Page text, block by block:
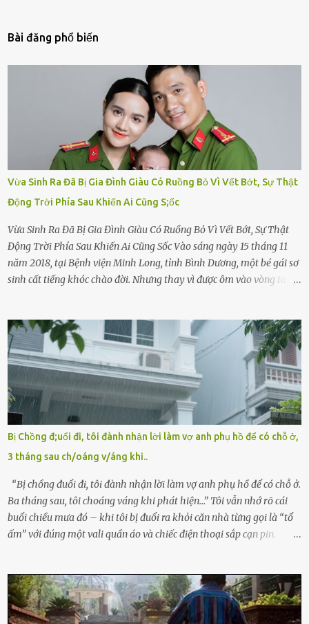
Bài đăng phổ biến
Vừa Sinh Ra Đã Bị Gia Đình Giàu Có Ruồng Bỏ Vì Vết Bớt, Sự Thật
Động Trời Phía Sau Khiến Ai Cũng S;ốc
Vừa Sinh Ra Đã Bị Gia Đình Giàu Có Ruồng Bỏ Vì Vết Bớt, Sự Thật
Động Trời Phía Sau Khiến Ai Cũng Sốc Vào sáng ngày 15 tháng 11
năm 2018, tại Bệnh viện Minh Long, tỉnh Bình Dương, một bé gái sơ
sinh cất tiếng khóc chào đời. Nhưng thay vì được ôm vào vòng tay
hảo, địa vị cao sang của ông Trần Quốc Tùng xem như điềm gở. Ông
Tùng, một doanh nhân quyền lực có tiếng ở Bình Dương, cùng vợ là
bà Đỗ Thị Nga, lập tức ra quyết định nhẫn tâm: bỏ lại đứa trẻ. Họ
viện cớ “không đủ khả năng nuôi dưỡng” và ký vào giấy từ chối
quyền giám hộ, yêu cầu bệnh viện xử lý bé như một trường hợp bị
bỏ rơi. Trong khi ấy, con gái ruột của họ – Trần Lệ Mi – vẫn đang
mê man sau sinh, hoàn toàn không hay biết chuyện gì xảy ra.
Thiếu úy Nguyễn Thị Mai, một nữ cảnh sát công tác tại địa phương,
tình cờ chứng kiến giây phút bé bị đưa đi trong lặng lẽ. Nét mặt đỏ
hỏn, bàn tay bé xíu co quắp, ...
Bị Chồng đ;uổi đi, tôi đành nhận lời làm vợ anh phụ hồ để có chỗ ở,
3 tháng sau ch/oáng v/áng khi..
“Bị chồng đuổi đi, tôi đành nhận lời làm vợ anh phụ hồ để có chỗ ở.
Ba tháng sau, tôi choáng váng khi phát hiện…” Tôi vẫn nhớ rõ cái
buổi chiều mưa đó – khi tôi bị đuổi ra khỏi căn nhà từng gọi là “tổ
ấm” với đúng một vali quần áo và chiếc điện thoại sắp cạn pin.
cưới cô để có con. Không phải để nuôi một cái thân bất tài chỉ biết
khóc lóc,” anh ta gằn giọng, đẩy mạnh cánh cửa trước mặt tôi.
Tiếng cánh cửa đóng lại, vang lên như một bản án lạnh lùng. Tôi